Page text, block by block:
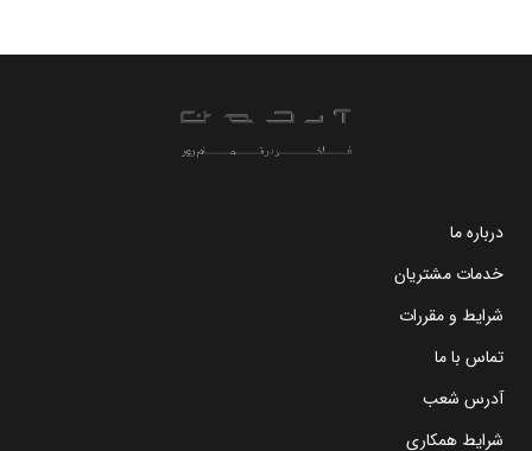
درباره ما
خدمات مشتریان
شرایط و مقررات
تماس با ما
آدرس شعب
شرایط همکاری